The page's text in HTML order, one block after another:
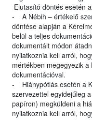
Elutasító döntés esetén
- A Nébih – értékelő
döntése alapján a
belül a teljes
dokumentált módon
nyilatkoznia kell arról,
mértékben megegyezik
dokumentációval.
- Hiánypótlás esetén a
szervezettel egyidejűleg
papíron) megküldeni a
nyilatkoznia kell arról,